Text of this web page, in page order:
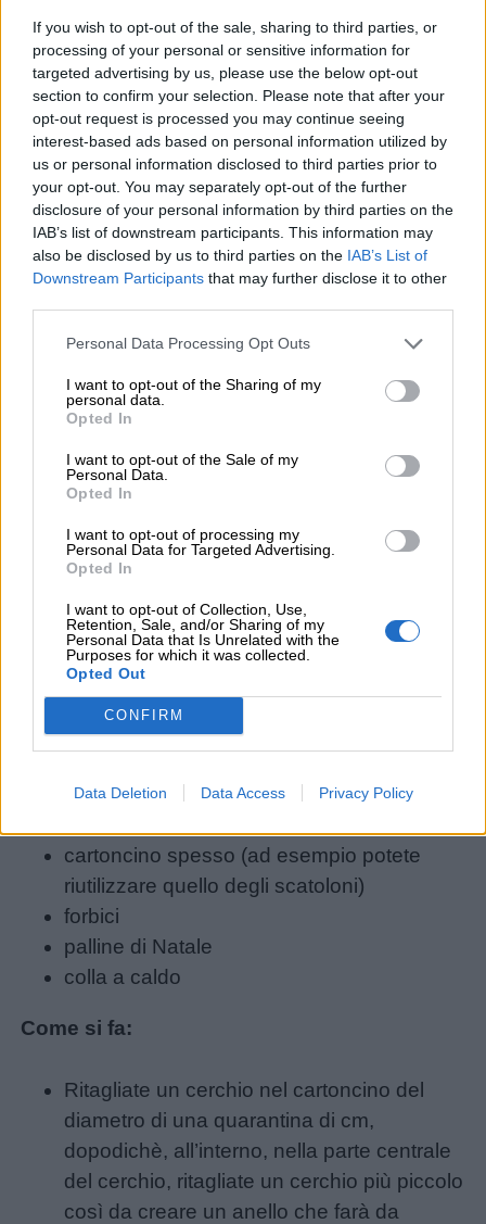
If you wish to opt-out of the sale, sharing to third parties, or
processing of your personal or sensitive information for
targeted advertising by us, please use the below opt-out
section to confirm your selection. Please note that after your
opt-out request is processed you may continue seeing
interest-based ads based on personal information utilized by
us or personal information disclosed to third parties prior to
your opt-out. You may separately opt-out of the further
disclosure of your personal information by third parties on the
IAB’s list of downstream participants. This information may
also be disclosed by us to third parties on the IAB’s List of
Downstream Participants that may further disclose it to other
Personal Data Processing Opt Outs
I want to opt-out of the Sharing of my
personal data.
Opted In
I want to opt-out of the Sale of my
Personal Data.
Opted In
I want to opt-out of processing my
Personal Data for Targeted Advertising.
Opted In
I want to opt-out of Collection, Use,
Retention, Sale, and/or Sharing of my
Personal Data that Is Unrelated with the
Purposes for which it was collected.
Opted Out
CONFIRM
Data Deletion Data Access Privacy Policy
Chi
siamo
Contatti
Privacy
policy
cartoncino spesso (ad esempio potete
riutilizzare quello degli scatoloni)
forbici
palline di Natale
colla a caldo
Come si fa:
Ritagliate un cerchio nel cartoncino del
diametro di una quarantina di cm,
dopodichè, all’interno, nella parte centrale
del cerchio, ritagliate un cerchio più piccolo
così da creare un anello che farà da